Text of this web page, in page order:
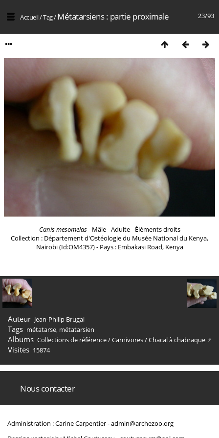
23/93
Accueil/Tag/Métatarsiens : partie proximale
Canis mesomelas- Mâle - Adulte - Éléments droits
Collection : Département d'Ostéologie du Musée National du Kenya,
Nairobi (Id:OM4357) - Pays : Embakasi Road, Kenya
Auteur Jean-Philip Brugal
Tags métatarse, métatarsien
Albums Collections de référence/Carnivores/Chacal à chabraque ♂
Visites 15874
Nous contacter
Administration : Carine Carpentier -admin@archezoo.org